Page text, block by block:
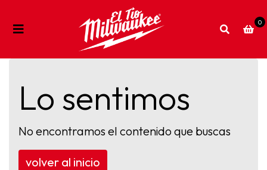
0
Lo sentimos
No encontramos el contenido que buscas
volver al inicio